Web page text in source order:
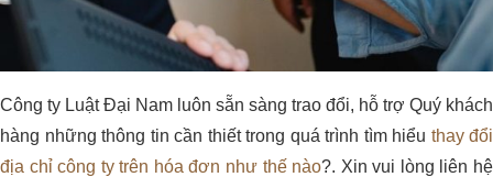
Công ty Luật Đại Nam luôn sẵn sàng trao đổi, hỗ trợ Quý khách
hàng những thông tin cần thiết trong quá trình tìm hiểu thay đổi
địa chỉ công ty trên hóa đơn như thế nào?. Xin vui lòng liên hệ